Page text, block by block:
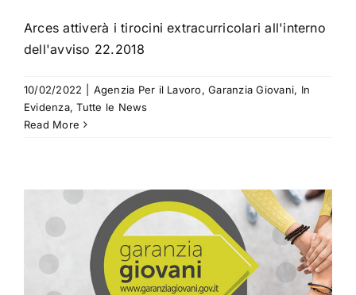
Arces attiverà i tirocini extracurricolari all'interno
dell'avviso 22.2018
10/02/2022 Agenzia Per il Lavoro,Garanzia Giovani, In
Evidenza,Tutte le News
Read More